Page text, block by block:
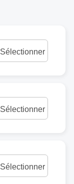
Sélectionner
Sélectionner
Sélectionner